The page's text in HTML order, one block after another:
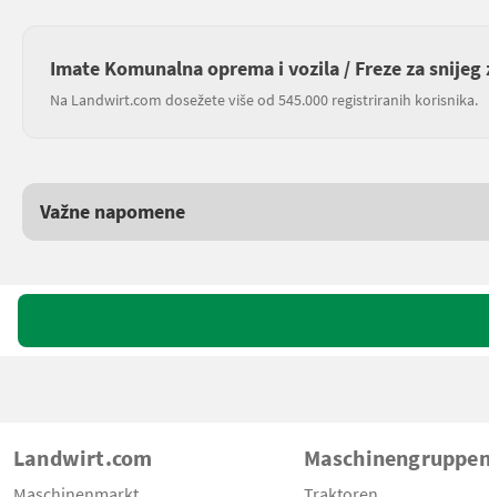
Imate Komunalna oprema i vozila / Freze za snijeg
Na Landwirt.com dosežete više od 545.000 registriranih korisnika.
Važne napomene
Landwirt.com